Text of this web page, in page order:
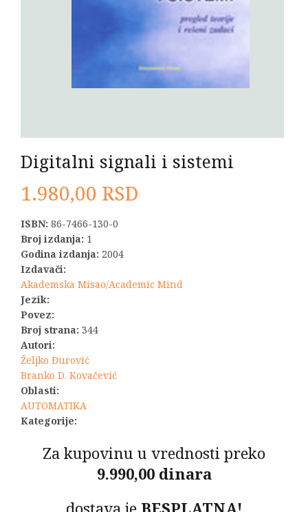
Digitalni signali i sistemi
1.980,00 RSD
ISBN: 86-7466-130-0
Broj izdanja: 1
Godina izdanja: 2004
Izdavači:
Akademska Misao/Academic Mind
Jezik:
Povez:
Broj strana: 344
Autori:
Željko Đurović
Branko D. Kovačević
Oblasti:
AUTOMATIKA
Kategorije:
Za kupovinu u vrednosti preko
9.990,00 dinara